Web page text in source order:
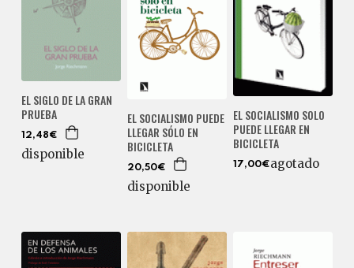
EL SIGLO DE LA GRAN
PRUEBA
12,48€
disponible
EL SOCIALISMO PUEDE
LLEGAR SÓLO EN
BICICLETA
20,50€
disponible
EL SOCIALISMO SOLO
PUEDE LLEGAR EN
BICICLETA
17,00€agotado